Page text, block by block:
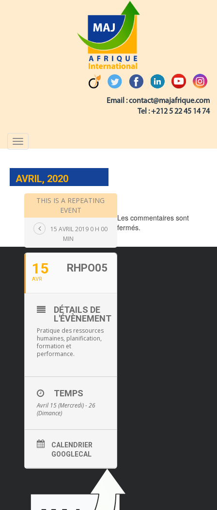
Email :contact@majafrique.com
Tel :+212 5 22 45 14 74
Toggle
navigation
AVRIL, 2020
THIS IS A REPEATING
EVENT
15 AVRIL 2019 0 H 00
MIN
15
AVR
RHPO05
DÉTAILS DE
L'ÉVÈNEMENT
Pratique des ressources
humaines, planification,
formation et
performance.
TEMPS
Avril 15 (Mercredi) - 26
(Dimance)
CALENDRIER
GOOGLECAL
Les commentaires sont
fermés.